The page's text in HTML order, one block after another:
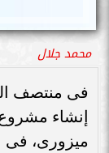
محمد جلال
فى منتصف
إنشاء
ميزورى، فى